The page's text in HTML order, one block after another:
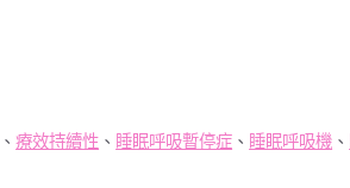
、療效持續性 、 睡眠呼吸暫停症 、 睡眠呼吸機 、